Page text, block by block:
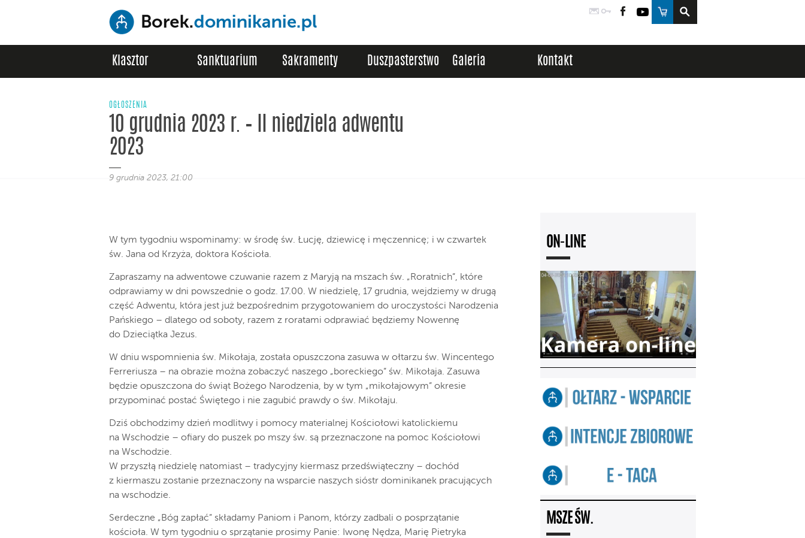
PocztaLogowanie
FacebookYouTube
Sklep
Klasztor Sanktuarium Sakramenty Duszpasterstwo Galeria Kontakt
OGŁOSZENIA
10 grudnia 2023 r. – II niedziela adwentu
2023
9 grudnia 2023, 21:00
W tym tygodniu wspominamy: w środę św. Łucję, dziewicę i męczennicę; i w czwartek
św. Jana od Krzyża, doktora Kościoła.
Zapraszamy na adwentowe czuwanie razem z Maryją na mszach św. „Roratnich”, które
odprawiamy w dni powszednie o godz. 17.00. W niedzielę, 17 grudnia, wejdziemy w drugą
część Adwentu, która jest już bezpośrednim przygotowaniem do uroczystości Narodzenia
Pańskiego – dlatego od soboty, razem z roratami odprawiać będziemy Nowennę
do Dzieciątka Jezus.
W dniu wspomnienia św. Mikołaja, została opuszczona zasuwa w ołtarzu św. Wincentego
Ferreriusza – na obrazie można zobaczyć naszego „boreckiego” św. Mikołaja. Zasuwa
będzie opuszczona do świąt Bożego Narodzenia, by w tym „mikołajowym” okresie
przypominać postać Świętego i nie zagubić prawdy o św. Mikołaju.
Dziś obchodzimy dzień modlitwy i pomocy materialnej Kościołowi katolickiemu
na Wschodzie – ofiary do puszek po mszy św. są przeznaczone na pomoc Kościołowi
na Wschodzie.
W przyszłą niedzielę natomiast – tradycyjny kiermasz przedświąteczny – dochód
z kiermaszu zostanie przeznaczony na wsparcie naszych sióstr dominikanek pracujących
na wschodzie.
Serdeczne „Bóg zapłać” składamy Paniom i Panom, którzy zadbali o posprzątanie
kościoła. W tym tygodniu o sprzątanie prosimy Panie: Iwonę Nędza, Marię Pietryka
ON-LINE
MSZE ŚW.